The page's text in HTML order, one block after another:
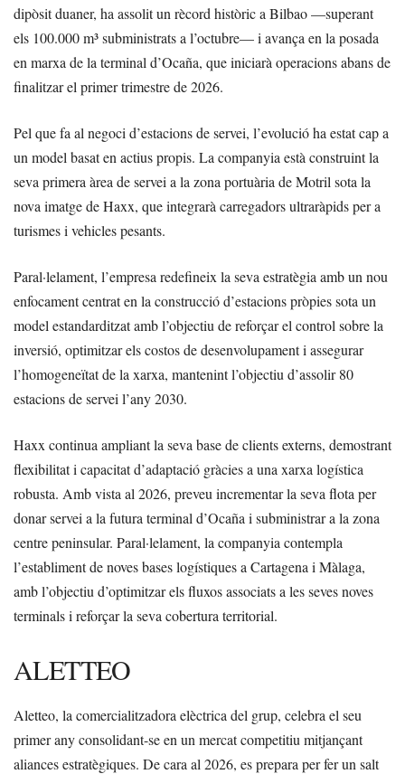
dipòsit duaner, ha assolit un rècord històric a Bilbao —superant
els 100.000 m³ subministrats a l’octubre— i avança en la posada
en marxa de la terminal d’Ocaña, que iniciarà operacions abans de
finalitzar el primer trimestre de 2026.
Pel que fa al negoci d’estacions de servei, l’evolució ha estat cap a
un model basat en actius propis. La companyia està construint la
seva primera àrea de servei a la zona portuària de Motril sota la
nova imatge de Haxx, que integrarà carregadors ultraràpids per a
turismes i vehicles pesants.
Paral·lelament, l’empresa redefineix la seva estratègia amb un nou
enfocament centrat en la construcció d’estacions pròpies sota un
model estandarditzat amb l’objectiu de reforçar el control sobre la
inversió, optimitzar els costos de desenvolupament i assegurar
l’homogeneïtat de la xarxa, mantenint l’objectiu d’assolir 80
estacions de servei l’any 2030.
Haxx continua ampliant la seva base de clients externs, demostrant
flexibilitat i capacitat d’adaptació gràcies a una xarxa logística
robusta. Amb vista al 2026, preveu incrementar la seva flota per
donar servei a la futura terminal d’Ocaña i subministrar a la zona
centre peninsular. Paral·lelament, la companyia contempla
l’establiment de noves bases logístiques a Cartagena i Màlaga,
amb l’objectiu d’optimitzar els fluxos associats a les seves noves
terminals i reforçar la seva cobertura territorial.
ALETTEO
Aletteo, la comercialitzadora elèctrica del grup, celebra el seu
primer any consolidant-se en un mercat competitiu mitjançant
aliances estratègiques. De cara al 2026, es prepara per fer un salt